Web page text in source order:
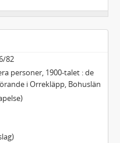
82
personer, 1900-talet : de
i Orrekläpp, Bohuslän